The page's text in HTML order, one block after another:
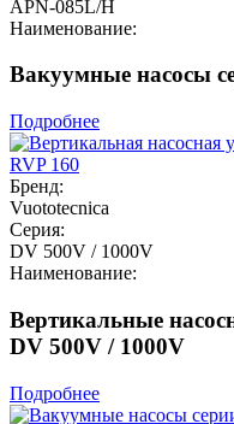
APN-085L/H
Наименование:
Вакуумные насосы
Подробнее
Бренд:
Vuototecnica
Серия:
DV 500V / 1000V
Наименование:
Вертикальные
DV 500V / 1000V
Подробнее